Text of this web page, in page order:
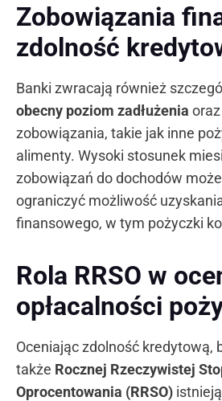
Zobowiązania
zdolność
Banki zwracają również
obecny poziom zadłużenia
zobowiązania, takie jak inne
alimenty. Wysoki stosunek
zobowiązań do dochodów
ograniczyć możliwość
finansowego, w tym pożyczki
Rola RRSO w
opłacalności
Oceniając zdolność kredytową,
także Rocznej Rzeczywistej
Oprocentowania (RRSO)